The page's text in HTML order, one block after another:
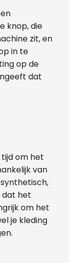
knop, die
zit, en
in te
op de
dat
om het
van
dat het
om het
je kleding